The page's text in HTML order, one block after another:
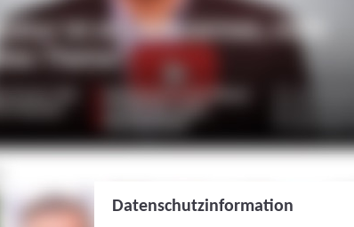
Datenschutzinformation